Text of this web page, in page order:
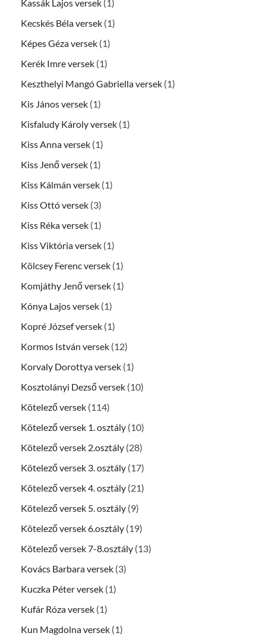
Kassák Lajos versek (1)
Kecskés Béla versek (1)
Képes Géza versek (1)
Kerék Imre versek (1)
Keszthelyi Mangó Gabriella versek (1)
Kis János versek (1)
Kisfaludy Károly versek (1)
Kiss Anna versek (1)
Kiss Jenő versek (1)
Kiss Kálmán versek (1)
Kiss Ottó versek (3)
Kiss Réka versek (1)
Kiss Viktória versek (1)
Kölcsey Ferenc versek (1)
Komjáthy Jenő versek (1)
Kónya Lajos versek (1)
Kopré József versek (1)
Kormos István versek (12)
Korvaly Dorottya versek (1)
Kosztolányi Dezső versek (10)
Kötelező versek (114)
Kötelező versek 1. osztály (10)
Kötelező versek 2.osztály (28)
Kötelező versek 3. osztály (17)
Kötelező versek 4. osztály (21)
Kötelező versek 5. osztály (9)
Kötelező versek 6.osztály (19)
Kötelező versek 7-8.osztály (13)
Kovács Barbara versek (3)
Kuczka Péter versek (1)
Kufár Róza versek (1)
Kun Magdolna versek (1)